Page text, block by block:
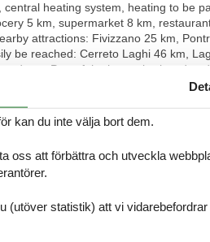
heating system, heating to be
5 km, supermarket 8 km,
attractions: Fivizzano 25 km,
be reached: Cerreto Laghi 46 km,
Part of the house is closed
where they can meet the typical
Våra
Inga detaljerade
kan du inte välja bort dem.
oss att förbättra och utveckla
statistik) att vi